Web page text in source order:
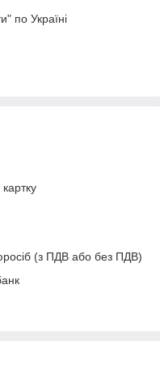
по Україні
(з ПДВ або без ПДВ)